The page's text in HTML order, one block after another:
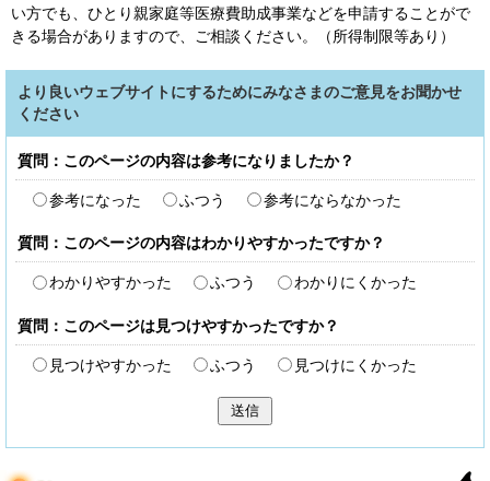
い方でも、ひとり親家庭等医療費助成事業などを申請することがで
きる場合がありますので、ご相談ください。（所得制限等あり）
より良いウェブサイトにするためにみなさまのご意見をお聞かせ
ください
質問：このページの内容は参考になりましたか？
参考になった ふつう 参考にならなかった
質問：このページの内容はわかりやすかったですか？
わかりやすかった ふつう わかりにくかった
質問：このページは見つけやすかったですか？
見つけやすかった ふつう 見つけにくかった
送信